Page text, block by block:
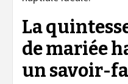
La
de mariée
un savoir-